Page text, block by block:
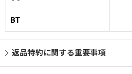
BT
返品特約に関する重要事項